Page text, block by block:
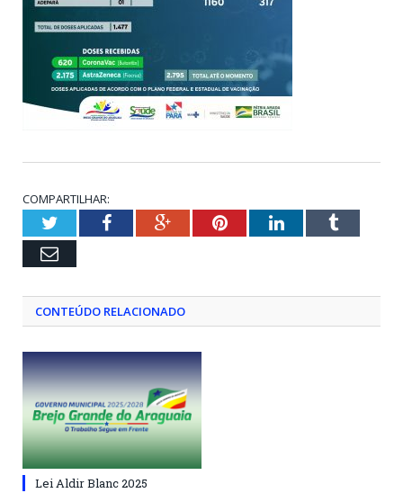
COMPARTILHAR:
TwitterFacebookGoogle+PinterestLinkedInTumblr
Email
CONTEÚDO RELACIONADO
Lei Aldir Blanc 2025